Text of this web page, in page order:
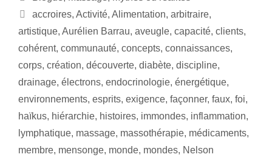
accroires, Activité, Alimentation, arbitraire,
artistique, Aurélien Barrau, aveugle, capacité, clients,
cohérent, communauté, concepts, connaissances,
corps, création, découverte, diabète, discipline,
drainage, électrons, endocrinologie, énergétique,
environnements, esprits, exigence, façonner, faux, foi,
haïkus, hiérarchie, histoires, immondes, inflammation,
lymphatique, massage, massothérapie, médicaments,
membre, mensonge, monde, mondes, Nelson